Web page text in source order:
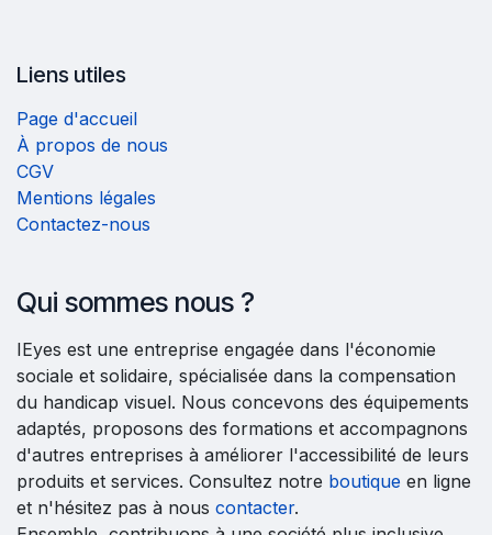
Liens utiles
Page d'accueil
À propos de nous
CGV
Mentions légales
Contactez-nous
Qui sommes nous ?
IEyes est une entreprise engagée dans l'économie
sociale et solidaire, spécialisée dans la compensation
du handicap visuel. Nous concevons des équipements
adaptés, proposons des formations et accompagnons
d'autres entreprises à améliorer l'accessibilité de leurs
produits et services. Consultez notre boutique en ligne
et n'hésitez pas à nous contacter.